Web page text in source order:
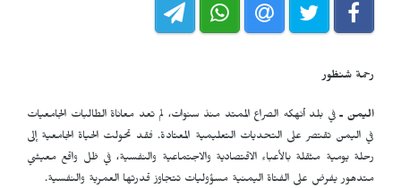
رحمة شنظور
اليمن ـ في بلد أنهكه الصراع الممتد منذ سنوات، لم تعد معاناة الطالبات الجامعيات
في اليمن تقتصر على التحديات التعليمية المعتادة. فقد تحولت الحياة الجامعية إلى
رحلة يومية مثقلة بالأعباء الاقتصادية والاجتماعية والنفسية، في ظل واقع معيشي
متدهور يفرض على الفتاة اليمنية مسؤوليات تتجاوز قدرتها العمرية والنفسية.